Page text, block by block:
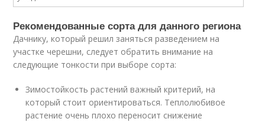
Рекомендованные сорта для данного региона
Дачнику, который решил заняться разведением на
участке черешни, следует обратить внимание на
следующие тонкости при выборе сорта:
Зимостойкость растений важный критерий, на
который стоит ориентироваться. Теплолюбивое
растение очень плохо переносит снижение